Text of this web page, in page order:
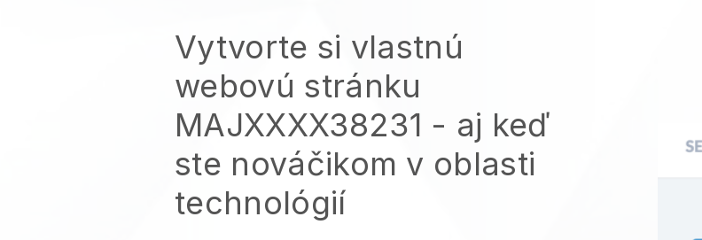
Vytvorte si vlastnú
webovú stránku
MAJXXXX38231 - aj keď
ste nováčikom v oblasti
technológií